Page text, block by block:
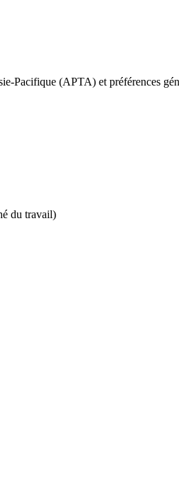
Pacifique (APTA) et préférences
du travail)